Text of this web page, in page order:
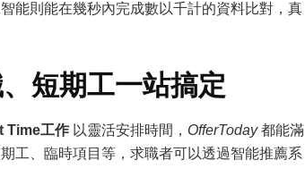
能則能在幾秒內完成數以千計的資料比對，真
短期工一站搞定
Time工作 以靈活安排時間， OfferToday都能滿
工、臨時項目等，求職者可以透過智能推薦系